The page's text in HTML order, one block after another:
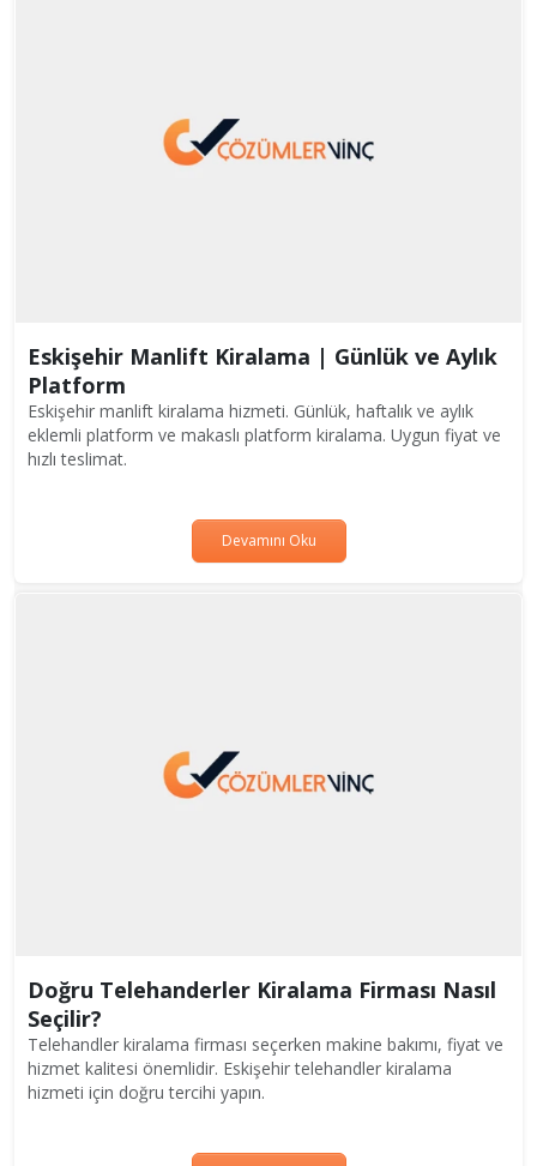
Eskişehir Manlift Kiralama | Günlük ve Aylık
Platform
Eskişehir manlift kiralama hizmeti. Günlük, haftalık ve aylık
eklemli platform ve makaslı platform kiralama. Uygun fiyat ve
hızlı teslimat.
Devamını Oku
Doğru Telehanderler Kiralama Firması Nasıl
Seçilir?
Telehandler kiralama firması seçerken makine bakımı, fiyat ve
hizmet kalitesi önemlidir. Eskişehir telehandler kiralama
hizmeti için doğru tercihi yapın.